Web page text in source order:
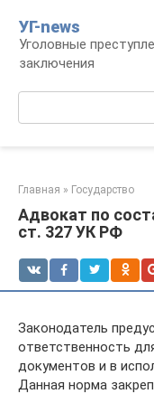
контенту
УГ-news
Уголовные
заключения
Главная » Государство
Адвокат по
ст. 327 УК РФ
Законодатель
ответственность
документов и в
Данная норма